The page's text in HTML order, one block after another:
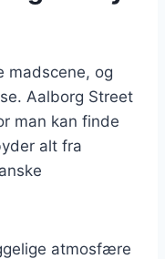
madscene, og
Aalborg Street
man kan finde
alt fra
atmosfære